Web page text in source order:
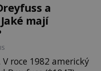
a
mají
roce 1982 americký